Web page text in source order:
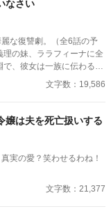
なさい
な復讐劇。（全6話の予
に目覚める。 ディデ
令嬢として
文字数：19,586
嬢は夫を死亡扱いする
実の愛？笑わせるわね！
文字数：21,377